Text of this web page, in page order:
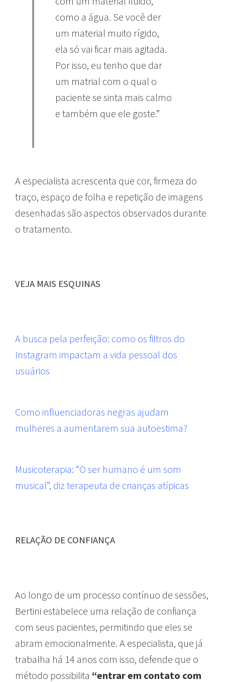
como a água. Se você der
um material muito rígido,
ela só vai ficar mais agitada.
Por isso, eu tenho que dar
um matrial com o qual o
paciente se sinta mais calmo
e também que ele goste.”
A especialista acrescenta que cor, firmeza do
traço, espaço de folha e repetição de imagens
desenhadas são aspectos observados durante
o tratamento.
VEJA MAIS ESQUINAS
A busca pela perfeição: como os filtros do
Instagram impactam a vida pessoal dos
usuários
Como influenciadoras negras ajudam
mulheres a aumentarem sua autoestima?
Musicoterapia: “O ser humano é um som
musical”, diz terapeuta de crianças atípicas
RELAÇÃO DE CONFIANÇA
Ao longo de um processo contínuo de sessões,
Bertini estabelece uma relação de confiança
com seus pacientes, permitindo que eles se
abram emocionalmente. A especialista, que já
trabalha há 14 anos com isso, defende que o
método possibilita “entrar em contato com